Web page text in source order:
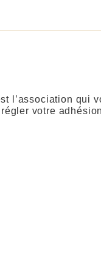
l’association qui
régler votre